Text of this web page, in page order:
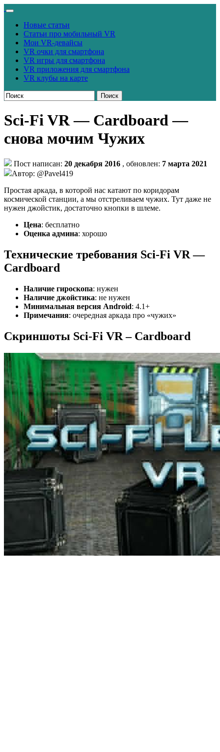
Новые статьи
Статьи про мобильный VR
Мои VR-девайсы
VR очки для смартфона
VR игры для смартфона
VR приложения для смартфона
VR клубы на карте
Поиск
Sci-Fi VR — Cardboard —
снова мочим Чужих
Пост написан: 20 декабря 2016 , обновлен: 7 марта 2021
Автор: @Pavel419
Простая аркада, в которой нас катают по коридорам
космической станции, а мы отстреливаем чужих. Тут даже не
нужен джойстик, достаточно кнопки в шлеме.
Цена: бесплатно
Оценка админа: хорошо
Технические требования Sci-Fi VR —
Cardboard
Наличие гироскопа: нужен
Наличие джойстика: не нужен
Минимальная версия Android: 4.1+
Примечания: очередная аркада про «чужих»
Скриншоты Sci-Fi VR – Cardboard